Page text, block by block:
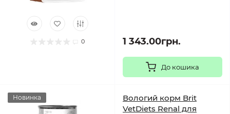
0 1 343.00грн.
До кошика
Новинка
Вологий корм Brit
VetDiets Renal для